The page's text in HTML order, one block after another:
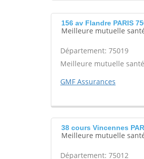
156 av Flandre PARIS
Meilleure mutuelle
Département: 75019
Meilleure mutuelle
GMF Assurances
38 cours Vincennes
Meilleure mutuelle
Département: 75012